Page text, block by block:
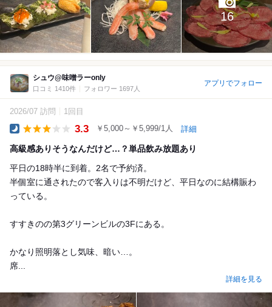
16
シュウ@味噌ラーonly
口コミ 1410件 フォロワー 1697人
アプリでフォロー
2026/07 訪問 1回目
3.3 ￥5,000～￥5,999/1人 詳細
高級感ありそうなんだけど…？単品飲み放題あり
平日の18時半に到着。2名で予約済。
半個室に通されたので客入りは不明だけど、平日なのに結構賑わ
っている。
すすきのの第3グリーンビルの3Fにある。
かなり照明落とし気味、暗い…。
席...
詳細を見る